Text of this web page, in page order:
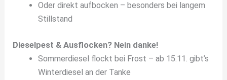
Oder direkt aufbocken – besonders bei langem
Stillstand
Dieselpest & Ausflocken? Nein danke!
Sommerdiesel flockt bei Frost – ab 15.11. gibt’s
Winterdiesel an der Tanke